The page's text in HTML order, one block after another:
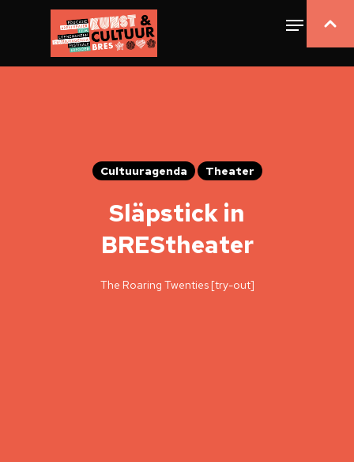
Cultuuragenda Theater
Släpstick in
BREStheater
The Roaring Twenties [try-out]